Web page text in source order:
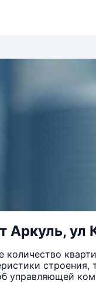
Аркуль, ул
строения,